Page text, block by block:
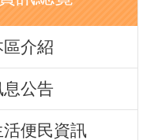
區介紹
息公告
活便民資訊